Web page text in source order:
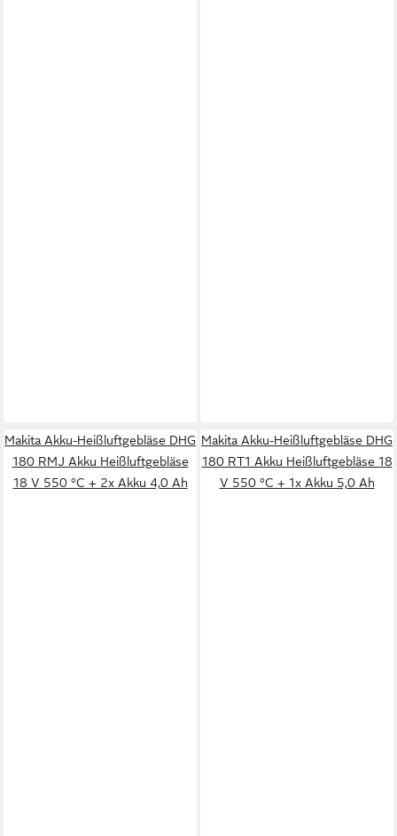
Makita Akku-Heißluftgebläse DHG
180 RMJ Akku Heißluftgebläse
18 V 550 °C + 2x Akku 4,0 Ah
Makita Akku-Heißluftgebläse DHG
180 RT1 Akku Heißluftgebläse 18
V 550 °C + 1x Akku 5,0 Ah